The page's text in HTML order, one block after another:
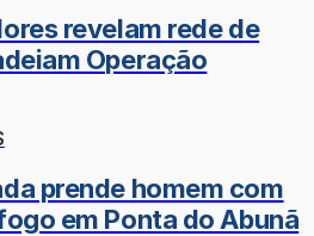
revelam rede de
Operação
prende homem com
em Ponta do Abunã